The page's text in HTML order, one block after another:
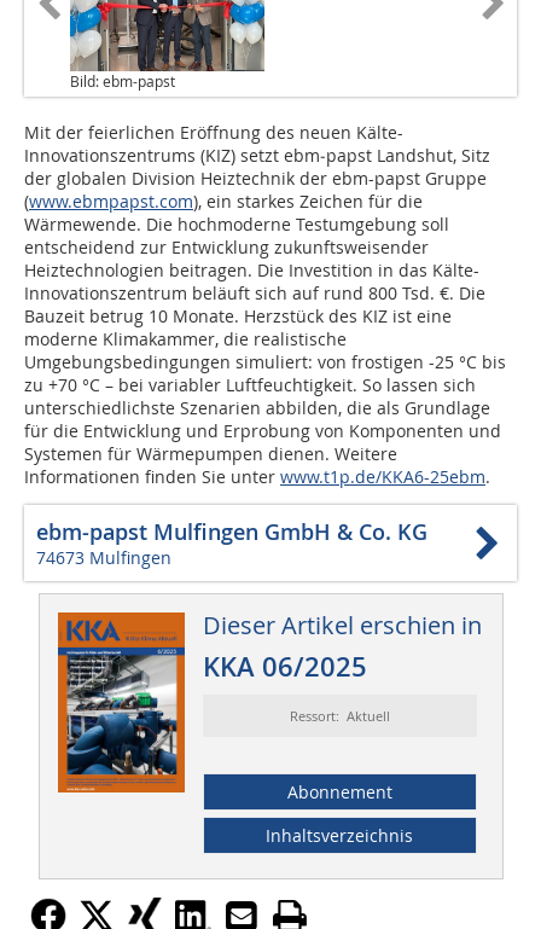
Bild: ebm-papst
Mit der feierlichen Eröffnung des neuen Kälte-
Innovationszentrums (KIZ) setzt ebm‑papst Landshut, Sitz
der globalen Division Heiztechnik der ebm-papst Gruppe
(www.ebmpapst.com), ein starkes Zeichen für die
Wärmewende. Die hochmoderne Testumgebung soll
entscheidend zur Entwicklung zukunftsweisender
Heiztechnologien beitragen. Die Investition in das Kälte-
Innovationszentrum beläuft sich auf rund 800 Tsd. €. Die
Bauzeit betrug 10 Monate. Herzstück des KIZ ist eine
moderne Klimakammer, die realistische
Umgebungsbedingungen simuliert: von frostigen -25 °C bis
zu +70 °C – bei variabler Luftfeuchtigkeit. So lassen sich
unterschiedlichste Szenarien abbilden, die als Grundlage
für die Entwicklung und Erprobung von Komponenten und
Systemen für Wärmepumpen dienen. Weitere
Informationen finden Sie unter www.t1p.de/KKA6-25ebm.
ebm-papst Mulfingen GmbH & Co. KG
74673 Mulfingen
Dieser Artikel erschien in
KKA 06/2025
Ressort: Aktuell
Abonnement
Inhaltsverzeichnis